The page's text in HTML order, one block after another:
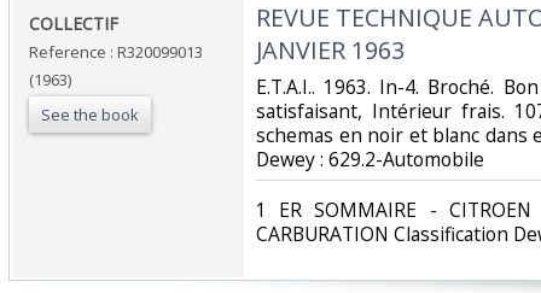
‎COLLECTIF‎
Reference : R320099013
(1963)
See the book
‎REVUE TECHNIQUE
JANVIER 1963‎
‎E.T.A.I.. 1963. In-4. Broché.
satisfaisant, Intérieur frais.
schemas en noir et blanc dans
Dewey : 629.2-Automobile‎
‎1 ER SOMMAIRE -
CARBURATION Classification